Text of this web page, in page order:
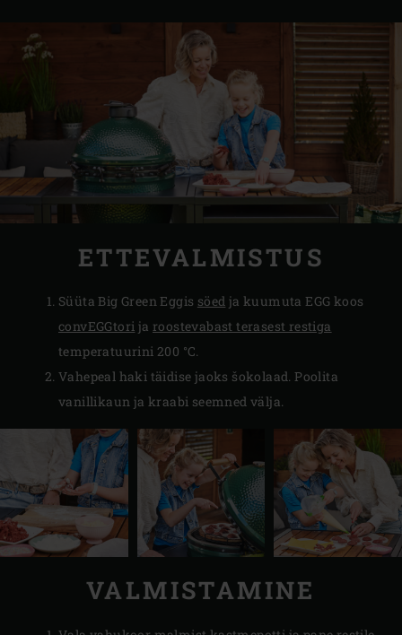
ETTEVALMISTUS
Süüta Big Green Eggis söed ja kuumuta EGG koos
convEGGtori jaroostevabast terasest restiga
temperatuurini 200 °C.
Vahepeal haki täidise jaoks šokolaad. Poolita
vanillikaun ja kraabi seemned välja.
VALMISTAMINE